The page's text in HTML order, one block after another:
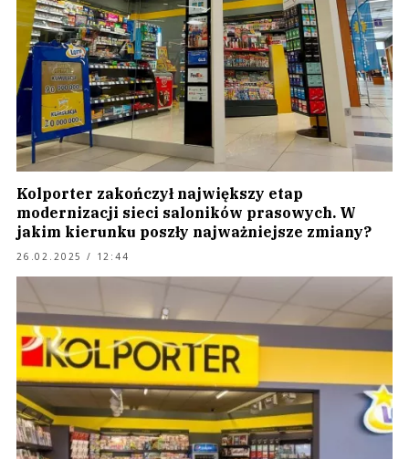
Kolporter zakończył największy etap
modernizacji sieci saloników prasowych. W
jakim kierunku poszły najważniejsze zmiany?
26.02.2025 / 12:44